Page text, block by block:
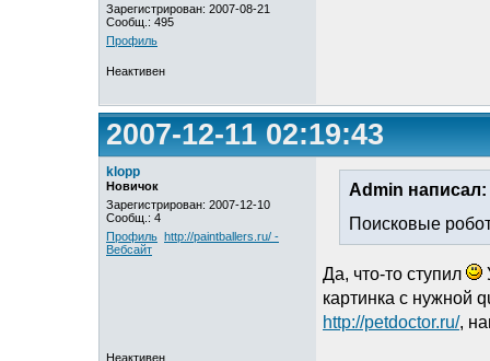
Зарегистрирован: 2007-08-21
Сообщ.: 495
Профиль
Неактивен
2007-12-11 02:19:43
klopp
Новичок
Зарегистрирован: 2007-12-10
Сообщ.: 4
Профиль http://paintballers.ru/ -
Вебсайт
Admin написал:
Поисковые
Да, что-то ступил
картинка с нужной
http://petdoctor.ru/,
Неактивен